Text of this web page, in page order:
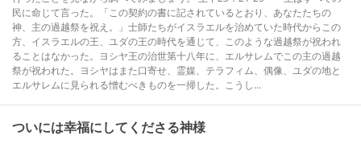
民に命じて言った。「この契約の書に記されているとおり、あなたたちの
神、主の過越祭を祝え。」士師たちがイスラエルを治めていた時代からこの
方、イスラエルの王、ユダの王の時代を通じて、このような過越祭が祝われ
ることはなかった。ヨシヤ王の治世第十八年に、エルサレムでこの主の過越
祭が祝われた。ヨシヤはまた口寄せ、霊媒、テラフィム、偶像、ユダの地と
エルサレムに見られる憎むべきものを一掃した。こうし...
ついには幸福にしてくださる神様